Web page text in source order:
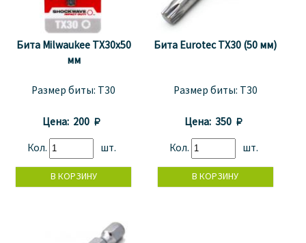
Бита Milwaukee TX30x50
мм
Размер биты: T30
Цена: 200 
Кол. шт.
Бита Eurotec TX30 (50 мм)
Размер биты: T30
Цена: 350 
Кол. шт.